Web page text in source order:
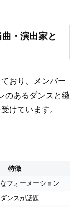
・演出家と
おり、メンバー
のあるダンスと緻
けています。
特徴
フォーメーション
ンスが話題